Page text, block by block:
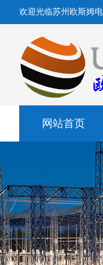
欢迎光临苏州欧斯姆
网站首页